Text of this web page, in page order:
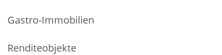
Gastro-Immobilien
Renditeobjekte